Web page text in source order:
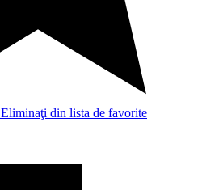
Eliminaţi din lista de favorite